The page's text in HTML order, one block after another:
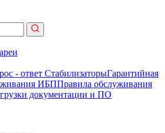
- ответ СтабилизаторыГарантийная
ИБППравила обслуживания
документации и ПО